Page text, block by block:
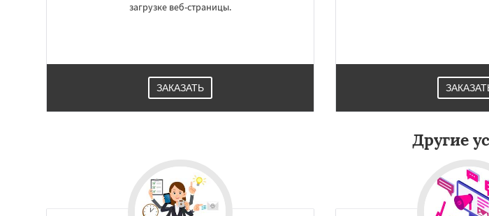
регионам
Берёзовский Богданович Верхний Тагил
загрузке веб-страницы.
ЗАКАЗАТЬ
Другие
Даю согласие на обработку